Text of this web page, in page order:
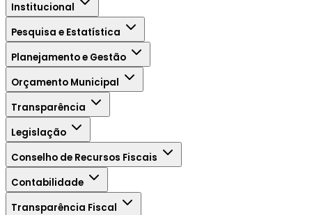
Institucional
Pesquisa e Estatística
Planejamento e Gestão
Orçamento Municipal
Transparência
Legislação
Conselho de Recursos Fiscais
Contabilidade
Transparência Fiscal